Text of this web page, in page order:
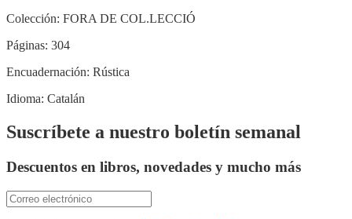
Colección: FORA DE COL.LECCIÓ
Páginas: 304
Encuadernación: Rústica
Idioma: Catalán
Suscríbete a nuestro boletín semanal
Descuentos en libros, novedades y mucho más